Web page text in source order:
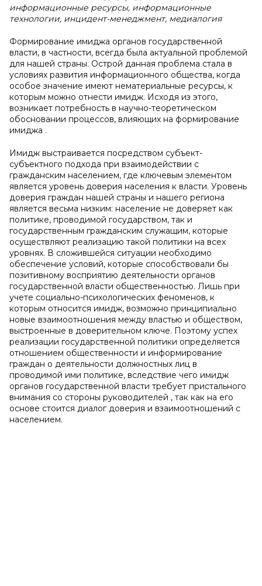
информационные ресурсы, информационные
технологии, инцидент-менеджмент, медиалогия
Формирование имиджа органов государственной
власти, в частности, всегда была актуальной проблемой
для нашей страны. Острой данная проблема стала в
условиях развития информационного общества, когда
особое значение имеют нематериальные ресурсы, к
которым можно отнести имидж. Исходя из этого,
возникает потребность в научно-теоретическом
обосновании процессов, влияющих на формирование
имиджа .
Имидж выстраивается посредством субъект-
субъектного подхода при взаимодействии с
гражданским населением, где ключевым элементом
является уровень доверия населения к власти. Уровень
доверия граждан нашей страны и нашего региона
является весьма низким: население не доверяет как
политике, проводимой государством, так и
государственным гражданским служащим, которые
осуществляют реализацию такой политики на всех
уровнях. В сложившейся ситуации необходимо
обеспечение условий, которые способствовали бы
позитивному восприятию деятельности органов
государственной власти общественностью. Лишь при
учете социально-психологических феноменов, к
которым относится имидж, возможно принципиально
новые взаимоотношения между властью и обществом,
выстроенные в доверительном ключе. Поэтому успех
реализации государственной политики определяется
отношением общественности и информирование
граждан о деятельности должностных лиц в
проводимой ими политике, вследствие чего имидж
органов государственной власти требует пристального
внимания со стороны руководителей , так как на его
основе стоится диалог доверия и взаимоотношений с
населением.